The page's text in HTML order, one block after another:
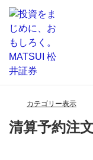
カテゴリー表示
清算予約注